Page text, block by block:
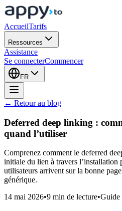
AccueilTarifs
Ressources
Assistance
Se connecterCommencer
FR
← Retour au blog
Deferred deep linking :
quand l’utiliser
Comprenez comment le deferred
initiale du lien à travers l’installation
utilisateurs arrivent sur la bonne
générique.
14 mai 2026•9 min de lecture•Guide